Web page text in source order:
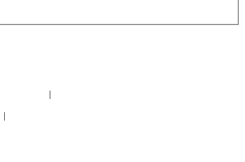
|
|